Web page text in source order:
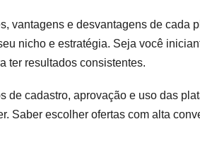
vantagens e desvantagens de cada
nicho e estratégia. Seja você
ter resultados consistentes.
de cadastro, aprovação e uso das
Saber escolher ofertas com alta